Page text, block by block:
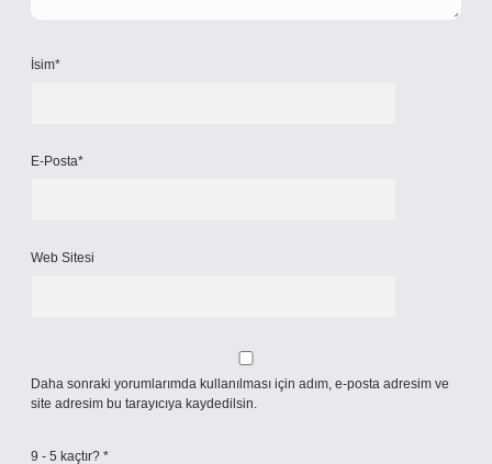
İsim*
E-Posta*
Web Sitesi
Daha sonraki yorumlarımda kullanılması için adım, e-posta adresim ve
site adresim bu tarayıcıya kaydedilsin.
9 - 5 kaçtır? *